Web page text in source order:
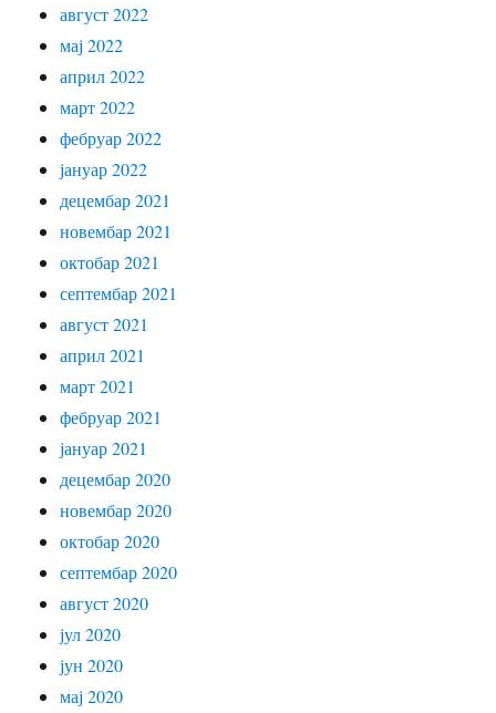
август 2022
мај 2022
април 2022
март 2022
фебруар 2022
јануар 2022
децембар 2021
новембар 2021
октобар 2021
септембар 2021
август 2021
април 2021
март 2021
фебруар 2021
јануар 2021
децембар 2020
новембар 2020
октобар 2020
септембар 2020
август 2020
јул 2020
јун 2020
мај 2020